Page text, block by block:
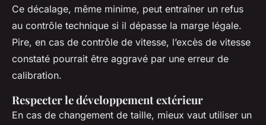
Ce décalage, même minime, peut entraîner un refus
au contrôle technique si il dépasse la marge légale.
Pire, en cas de contrôle de vitesse, l’excès de vitesse
constaté pourrait être aggravé par une erreur de
calibration.
Respecter le développement extérieur
En cas de changement de taille, mieux vaut utiliser un